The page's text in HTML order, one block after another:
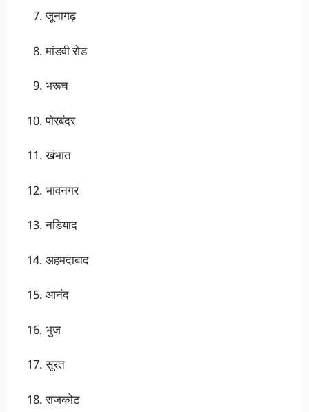
जूनागढ़
मांडवी रोड
भरूच
पोरबंदर
खंभात
भावनगर
नडियाद
अहमदाबाद
आनंद
भुज
सूरत
राजकोट